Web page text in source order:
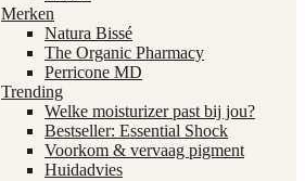
Merken
Natura Bissé
The Organic Pharmacy
Perricone MD
Trending
Welke moisturizer past bij jou?
Bestseller: Essential Shock
Voorkom & vervaag pigment
Huidadvies